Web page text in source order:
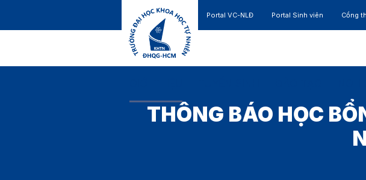
Portal VC-NLĐ Portal Sinh viên Cổng
THÔNG BÁO HỌC